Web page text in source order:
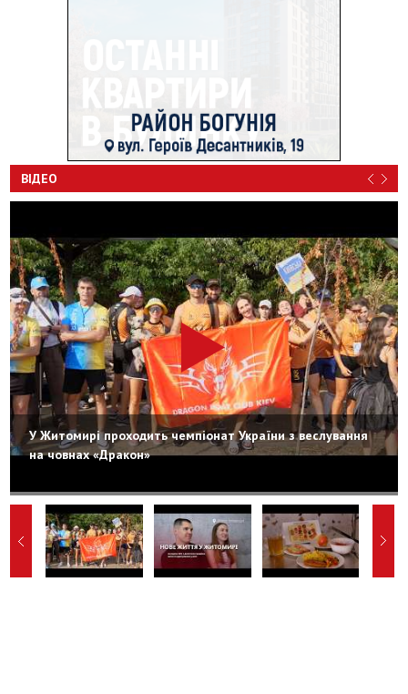
ВІДЕО
У Житомирі проходить чемпіонат України з веслування
на човнах «Дракон»